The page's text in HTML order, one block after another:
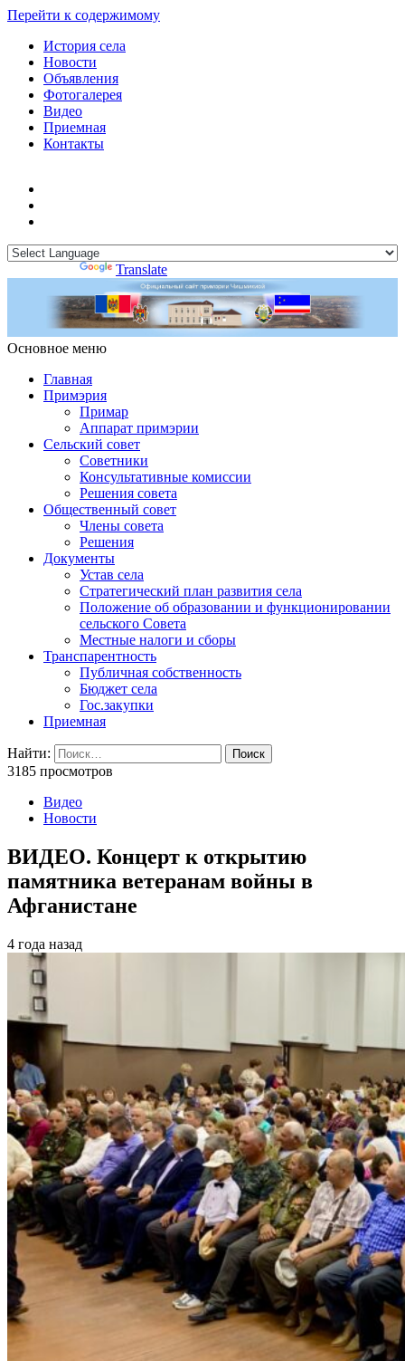
Перейти к содержимому
История села
Новости
Объявления
Фотогалерея
Видео
Приемная
Контакты
Translate
Основное меню
Примэрия Чишмикиой
Главная
Примэрия
Примар
Аппарат примэрии
Сельский совет
Советники
Консультативные комиссии
Решения совета
Общественный совет
Члены совета
Решения
Документы
Устав села
Стратегический план развития села
Положение об образовании и функционировании
сельского Совета
Местные налоги и сборы
Транспарентность
Публичная собственность
Бюджет села
Гос.закупки
Приемная
Найти:
3185 просмотров
Видео
Новости
ВИДЕО. Концерт к открытию
памятника ветеранам войны в
Афганистане
4 года назад